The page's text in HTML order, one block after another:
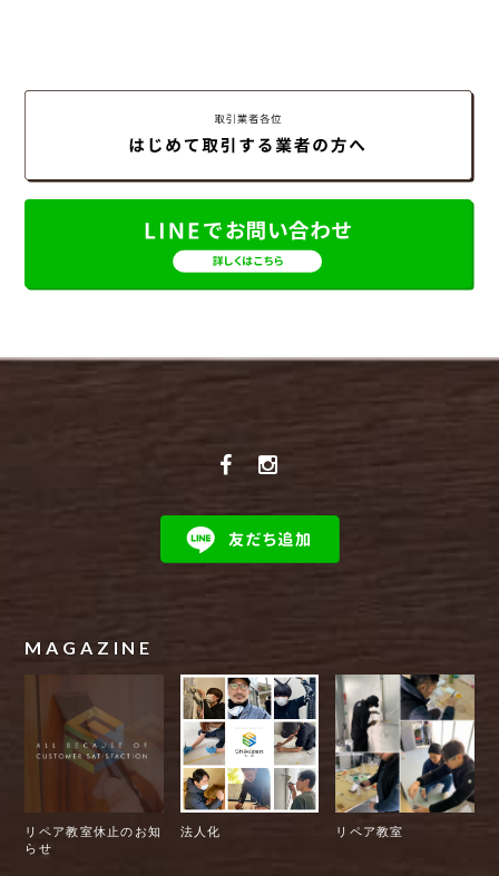
MAGAZINE
リペア教室休止のお知
らせ
法人化 リペア教室